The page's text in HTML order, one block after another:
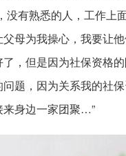
没有熟悉的人，工作
母为我操心，我要让
，但是因为社保资格
题，因为关系我的社
来身边一家团聚…”